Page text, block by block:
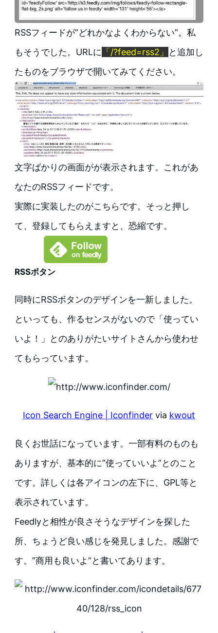
RSSフィードが”どれかなよくわからない”。私
もそうでした。URLに 「/?feed=rss2」
と追加し
たものをブラウザで開いてみてください。
文字ばかりの画面がが表示されます。これがあ
なたのRSSフィードです。
実際に実装したのがこちらです。そっと押し
て、登録してもらえますと、恐縮です。
RSSボタン
同時にRSSボタンのデザインを一新しました。
といっても、作るセンスがないので「使ってい
いよ！」とのありがたいサイトさんから使わせ
てもらっています。
Icon Search Engine | Iconfinder via kwout
良くお世話になっています。一部有料のものも
ありますが、基本的に”使っていいよ”とのこと
です。詳しくは各アイコンの左下に、GPL等と
表示されています。
Feedlyと相性が良さそうなデザインを探した
所、ちょうど良い感じを発見しました。感謝で
す。”商用も良いよ”と書いてあります。